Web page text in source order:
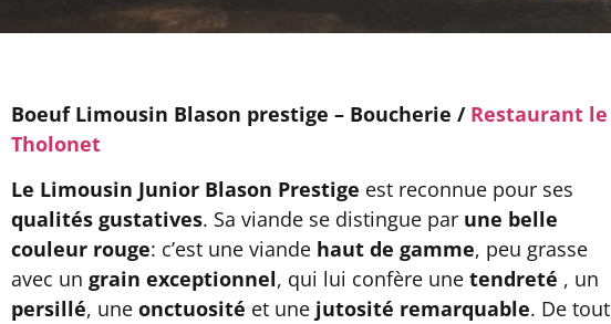
Boeuf Limousin Blason prestige – Boucherie / Restaurant le
Tholonet
Le Limousin Junior Blason Prestige est reconnue pour ses
qualités gustatives. Sa viande se distingue par une belle
couleur rouge: c’est une viande haut de gamme, peu grasse
avec un grain exceptionnel, qui lui confère une tendreté , un
persillé, une onctuosité et une jutosité remarquable. De tout